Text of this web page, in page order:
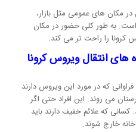
در مکان های عمومی مثل بازار،
است. به طور کلی حضور در مکان
کرونا را راحت تر می کند.
های انتقال ویروس کرونا
که در مورد این ویروس دارند
می روند. این افراد حتی اگر
کسانی که علائم خفیف دارند باید
خارج شوند.